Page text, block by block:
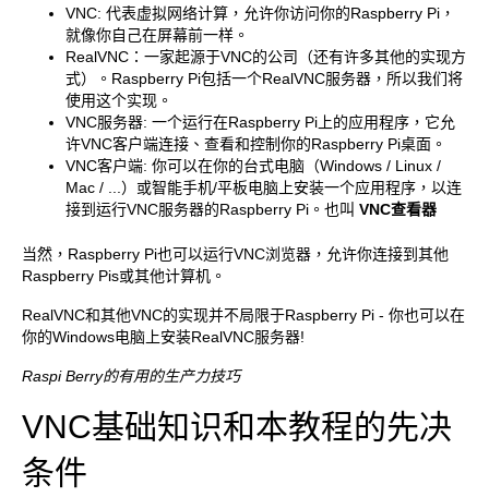
VNC: 代表虚拟网络计算，允许你访问你的Raspberry Pi，
就像你自己在屏幕前一样。
RealVNC：一家起源于VNC的公司（还有许多其他的实现方
式）。Raspberry Pi包括一个RealVNC服务器，所以我们将
使用这个实现。
VNC服务器: 一个运行在Raspberry Pi上的应用程序，它允
许VNC客户端连接、查看和控制你的Raspberry Pi桌面。
VNC客户端: 你可以在你的台式电脑（Windows / Linux /
Mac / ...）或智能手机/平板电脑上安装一个应用程序，以连
接到运行VNC服务器的Raspberry Pi。也叫 VNC查看器
当然，Raspberry Pi也可以运行VNC浏览器，允许你连接到其他
Raspberry Pis或其他计算机。
RealVNC和其他VNC的实现并不局限于Raspberry Pi - 你也可以在
你的Windows电脑上安装RealVNC服务器!
Raspi Berry的有用的生产力技巧
VNC基础知识和本教程的先决
条件